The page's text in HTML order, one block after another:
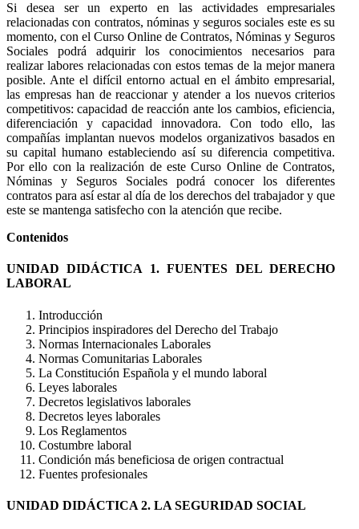
Si desea ser un experto en las actividades empresariales
relacionadas con contratos, nóminas y seguros sociales este es su
momento, con el Curso Online de Contratos, Nóminas y Seguros
Sociales podrá adquirir los conocimientos necesarios para
realizar labores relacionadas con estos temas de la mejor manera
posible. Ante el difícil entorno actual en el ámbito empresarial,
las empresas han de reaccionar y atender a los nuevos criterios
competitivos: capacidad de reacción ante los cambios, eficiencia,
diferenciación y capacidad innovadora. Con todo ello, las
compañías implantan nuevos modelos organizativos basados en
su capital humano estableciendo así su diferencia competitiva.
Por ello con la realización de este Curso Online de Contratos,
Nóminas y Seguros Sociales podrá conocer los diferentes
contratos para así estar al día de los derechos del trabajador y que
este se mantenga satisfecho con la atención que recibe.
Contenidos
UNIDAD DIDÁCTICA 1. FUENTES DEL DERECHO
LABORAL
Introducción
Principios inspiradores del Derecho del Trabajo
Normas Internacionales Laborales
Normas Comunitarias Laborales
La Constitución Española y el mundo laboral
Leyes laborales
Decretos legislativos laborales
Decretos leyes laborales
Los Reglamentos
Costumbre laboral
Condición más beneficiosa de origen contractual
Fuentes profesionales
UNIDAD DIDÁCTICA 2. LA SEGURIDAD SOCIAL